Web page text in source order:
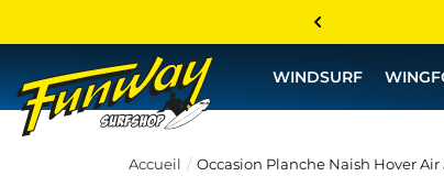
WINDSURF
Accueil Occasion Planche Naish Hover Air